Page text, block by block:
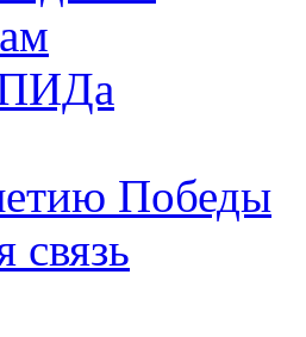
Победы
связь